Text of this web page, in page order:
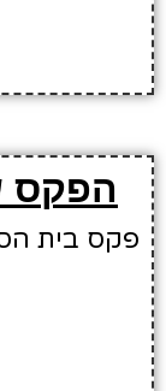
הפקס
פקס בית הספר: 08-